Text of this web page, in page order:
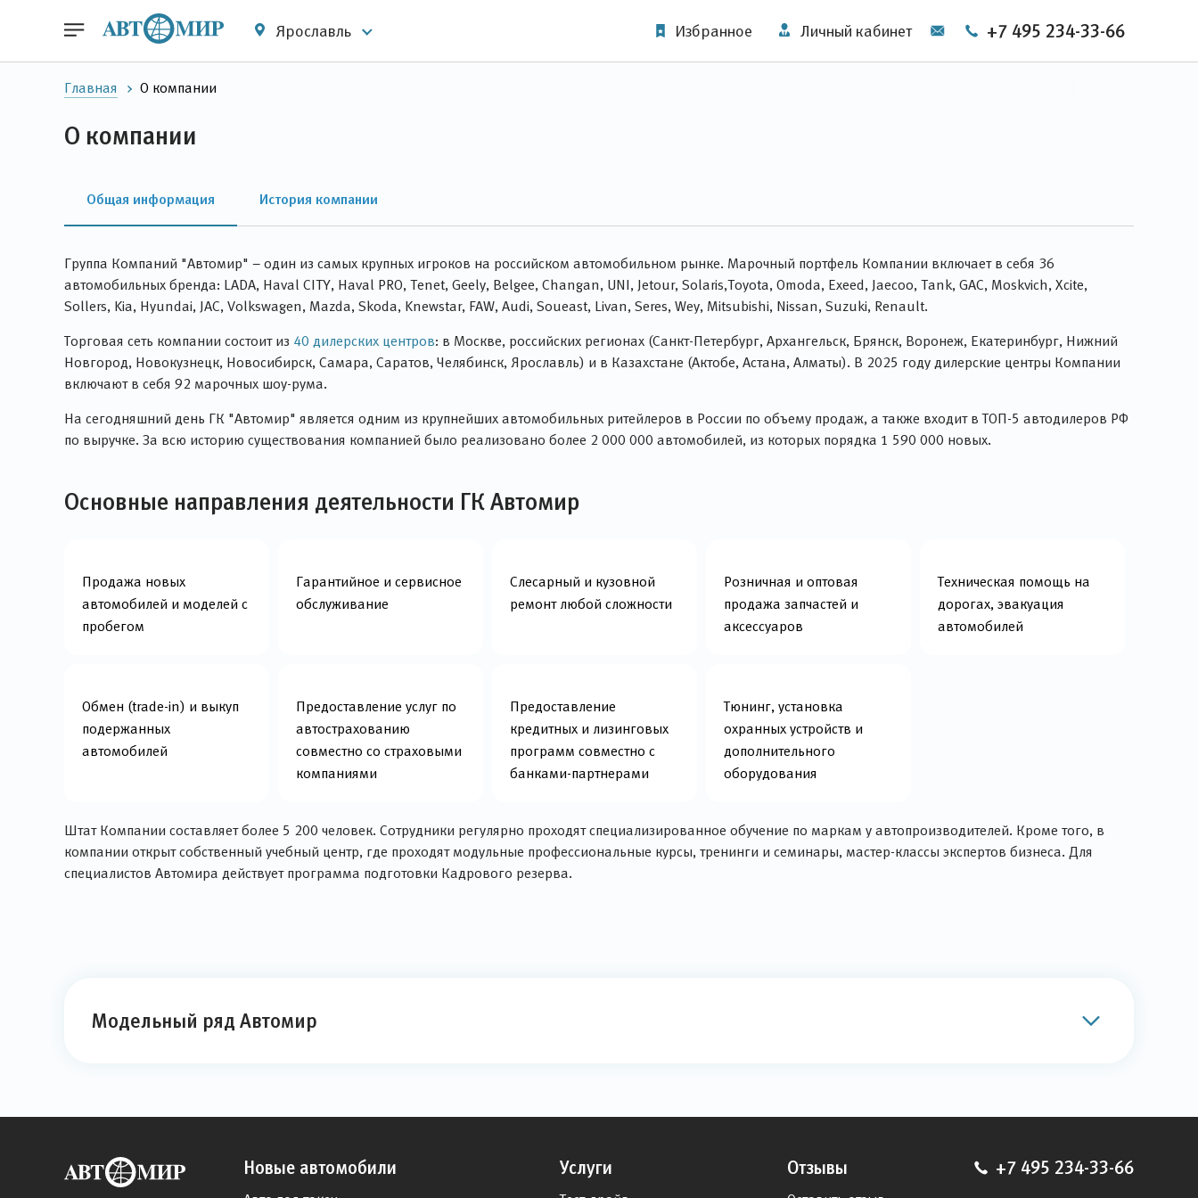
Ярославль Избранное Личный кабинет +7 495 234-33-66
Главная О компании
О компании
Общая информация История компании
Группа Компаний "Автомир" – один из самых крупных игроков на российском автомобильном рынке. Марочный портфель Компании включает в себя 36
автомобильных бренда: LADA, Haval CITY, Haval PRO, Tenet, Geely, Belgee, Changan, UNI, Jetour, Solaris,Toyota, Omoda, Exeed, Jaecoo, Tank, GAC, Moskvich, Xcite,
Sollers, Kia, Hyundai, JAC, Volkswagen, Mazda, Skoda, Knewstar, FAW, Audi, Soueast, Livan, Seres, Wey, Mitsubishi, Nissan, Suzuki, Renault.
Торговая сеть компании состоит из 40 дилерских центров: в Москве, российских регионах (Санкт-Петербург, Архангельск, Брянск, Воронеж, Екатеринбург, Нижний
Новгород, Новокузнецк, Новосибирск, Самара, Саратов, Челябинск, Ярославль) и в Казахстане (Актобе, Астана, Алматы). В 2025 году дилерские центры Компании
включают в себя 92 марочных шоу-рума.
На сегодняшний день ГК "Автомир" является одним из крупнейших автомобильных ритейлеров в России по объему продаж, а также входит в ТОП-5 автодилеров РФ
по выручке. За всю историю существования компанией было реализовано более 2 000 000 автомобилей, из которых порядка 1 590 000 новых.
Основные направления деятельности ГК Автомир
Продажа новых
автомобилей и моделей с
пробегом
Гарантийное и сервисное
обслуживание
Слесарный и кузовной
ремонт любой сложности
Розничная и оптовая
продажа запчастей и
аксессуаров
Техническая помощь на
дорогах, эвакуация
автомобилей
Обмен (trade-in) и выкуп
подержанных
автомобилей
Предоставление услуг по
автострахованию
совместно со страховыми
компаниями
Предоставление
кредитных и лизинговых
программ совместно с
банками-партнерами
Тюнинг, установка
охранных устройств и
дополнительного
оборудования
Штат Компании составляет более 5 200 человек. Сотрудники регулярно проходят специализированное обучение по маркам у автопроизводителей. Кроме того, в
компании открыт собственный учебный центр, где проходят модульные профессиональные курсы, тренинги и семинары, мастер-классы экспертов бизнеса. Для
специалистов Автомира действует программа подготовки Кадрового резерва.
Модельный ряд Автомир
Новые автомобили Услуги Отзывы +7 495 234-33-66